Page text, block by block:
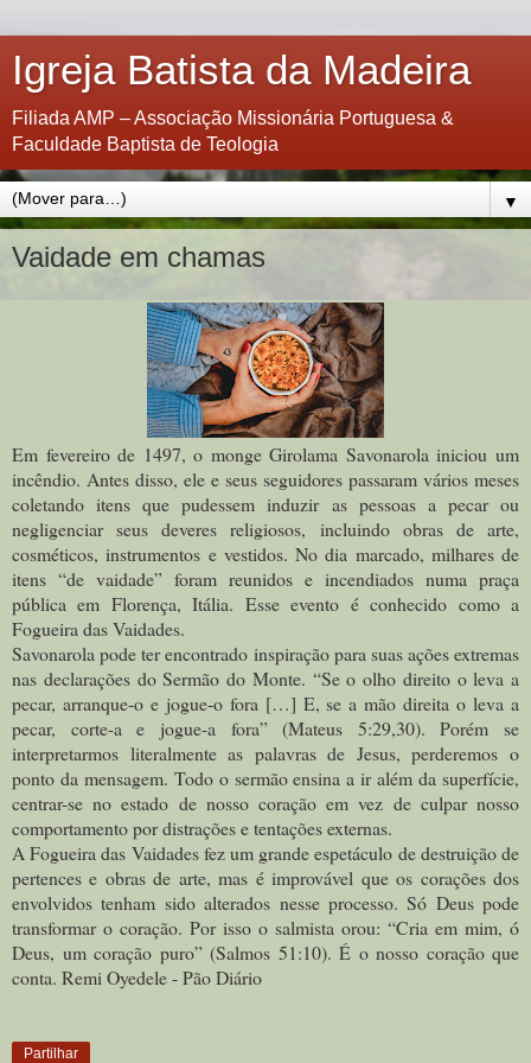
Igreja Batista da Madeira
Filiada AMP – Associação Missionária Portuguesa &
Faculdade Baptista de Teologia
▼
Vaidade em chamas
Em fevereiro de 1497, o monge Girolama Savonarola iniciou um
incêndio. Antes disso, ele e seus seguidores passaram vários meses
coletando itens que pudessem induzir as pessoas a pecar ou
negligenciar seus deveres religiosos, incluindo obras de arte,
cosméticos, instrumentos e vestidos. No dia marcado, milhares de
itens “de vaidade” foram reunidos e incendiados numa praça
pública em Florença, Itália. Esse evento é conhecido como a
Fogueira das Vaidades.
Savonarola pode ter encontrado inspiração para suas ações extremas
nas declarações do Sermão do Monte. “Se o olho direito o leva a
pecar, arranque-o e jogue-o fora […] E, se a mão direita o leva a
pecar, corte-a e jogue-a fora” (Mateus 5:29,30). Porém se
interpretarmos literalmente as palavras de Jesus, perderemos o
ponto da mensagem. Todo o sermão ensina a ir além da superfície,
centrar-se no estado de nosso coração em vez de culpar nosso
comportamento por distrações e tentações externas.
A Fogueira das Vaidades fez um grande espetáculo de destruição de
pertences e obras de arte, mas é improvável que os corações dos
envolvidos tenham sido alterados nesse processo. Só Deus pode
transformar o coração. Por isso o salmista orou: “Cria em mim, ó
Deus, um coração puro” (Salmos 51:10). É o nosso coração que
conta. Remi Oyedele - Pão Diário
Partilhar